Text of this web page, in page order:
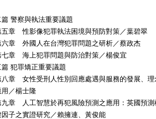
警察與執法重要議題
章 性影像犯罪執法困境與預防對策／葉碧翠
章 外國人在台灣犯罪問題之研析／蔡政杰
章 海上犯罪問題與防治對策／楊俊宜
犯罪矯正重要議題
章 女性受刑人性別回應處遇與服務的發展、理
／楊士隆
章 人工智慧於再犯風險預測之應用：英國預測
因子之實證研究／賴擁連、黃俊能